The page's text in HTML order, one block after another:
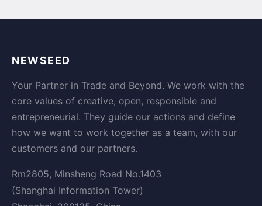
NEWSEED
Your Partner in Trade and Beyond. We work with the
core values of creative, open, responsible and
entrepreneurial. They guide our actions and define
how we want to work together as a team, with our
customers and our partners.
Rm2805, Minsheng Road No.1403
(Shanghai Information Tower)